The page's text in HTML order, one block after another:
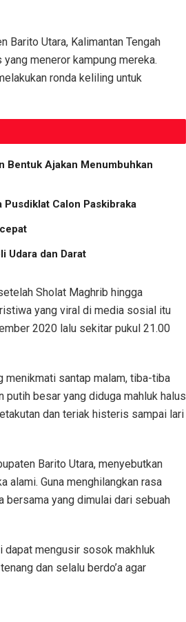
Barito Utara, Kalimantan Tengah
meneror kampung mereka.
ronda keliling untuk
Bentuk Ajakan Menumbuhkan
Pusdiklat Calon Paskibraka
Udara dan Darat
Sholat Maghrib hingga
yang viral di media sosial itu
2020 lalu sekitar pukul 21.00
menikmati santap malam, tiba-tiba
putih besar yang diduga mahluk halus
dan teriak histeris sampai lari
Barito Utara, menyebutkan
alami. Guna menghilangkan rasa
bersama yang dimulai dari sebuah
dapat mengusir sosok makhluk
dan selalu berdo’a agar